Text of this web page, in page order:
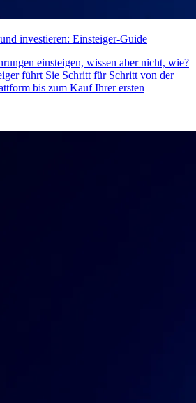
investieren: Einsteiger-Guide
einsteigen, wissen aber nicht, wie?
führt Sie Schritt für Schritt von der
bis zum Kauf Ihrer ersten